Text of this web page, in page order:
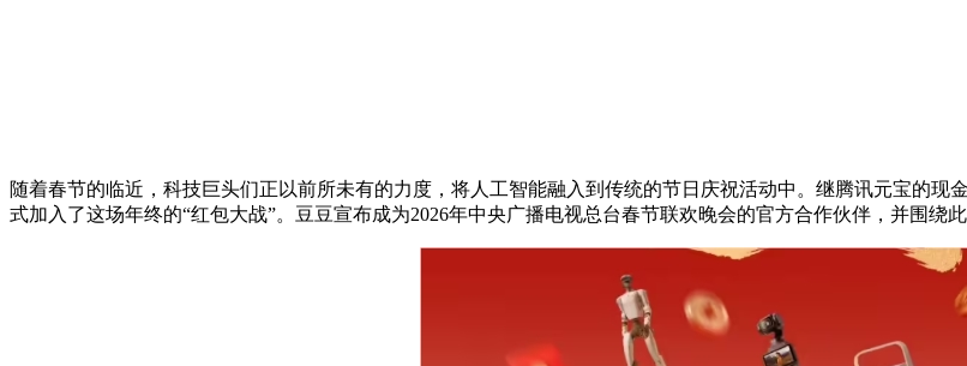
随着春节的临近，科技巨头们正以前所未有的力度，将人工智能融入到传统的节日庆祝活动中。继腾讯元宝的
式加入了这场年终的“红包大战”。豆豆宣布成为2026年中央广播电视总台春节联欢晚会的官方合作伙伴，并围绕